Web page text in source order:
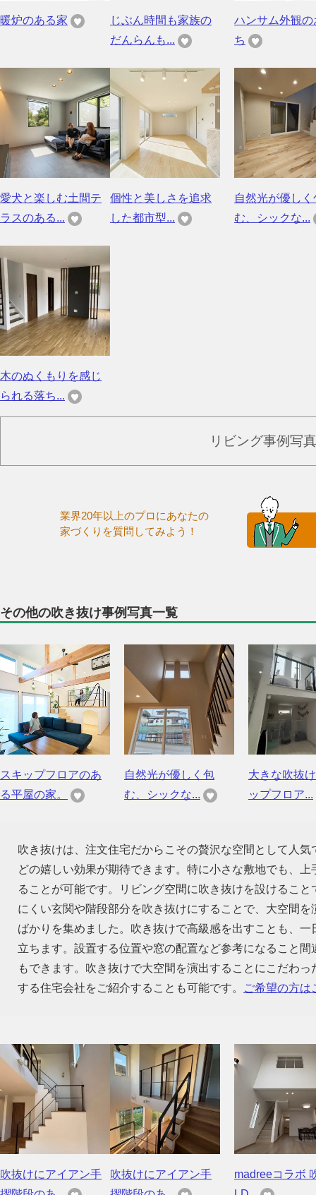
暖炉のある家
じぶん時間も家族の
だんらんも...
ハンサム外観の
ち
愛犬と楽しむ土間テ
ラスのある...
個性と美しさを追求
した都市型...
自然光が優しく
む、シックな...
木のぬくもりを感じ
られる落ち...
リビング事例写
業界20年以上のプロにあなたの
家づくりを質問してみよう！
その他の吹き抜け事例写真一覧
スキップフロアのあ
る平屋の家。
自然光が優しく包
む、シックな...
大きな吹抜
ップフロア...
吹き抜けは、注文住宅だからこその贅沢な空間として人
どの嬉しい効果が期待できます。特に小さな敷地でも、
ることが可能です。リビング空間に吹き抜けを設けるこ
にくい玄関や階段部分を吹き抜けにすることで、大空間
ばかりを集めました。吹き抜けで高級感を出すことも、
立ちます。設置する位置や窓の配置など参考になること
もできます。吹き抜けで大空間を演出することにこだわ
する住宅会社をご紹介することも可能です。
ご希望の方は
吹抜けにアイアン手
吹抜けにアイアン手
madreeコラボ